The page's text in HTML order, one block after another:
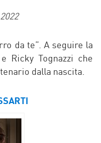
da te”. A seguire la
Ricky Tognazzi che
dalla nascita.